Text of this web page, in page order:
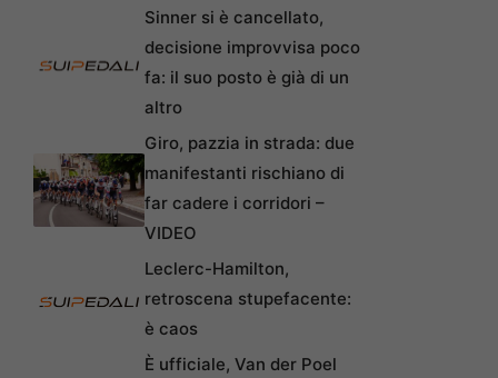
Sinner si è cancellato,
decisione improvvisa poco
fa: il suo posto è già di un
altro
Giro, pazzia in strada: due
manifestanti rischiano di
far cadere i corridori –
VIDEO
Leclerc-Hamilton,
retroscena stupefacente:
è caos
È ufficiale, Van der Poel